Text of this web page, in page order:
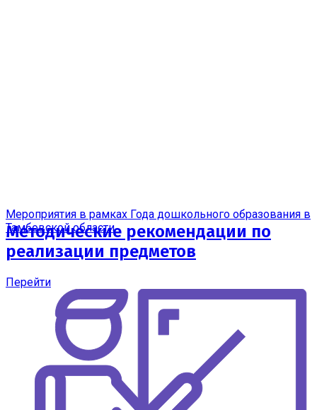
Мероприятия в рамках Года дошкольного образования в
Тамбовской области
Методические рекомендации по
реализации предметов
Перейти